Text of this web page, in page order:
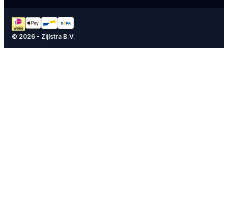
© 2026 - Zijlstra B.V.